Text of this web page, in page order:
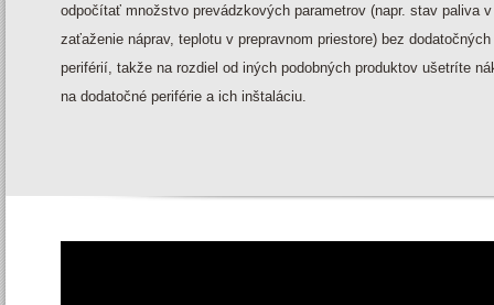
odpočítať množstvo prevádzkových parametrov (napr. stav paliva
zaťaženie náprav, teplotu v prepravnom priestore) bez dodatočných
periférií, takže na rozdiel od iných podobných produktov ušetríte
na dodatočné periférie a ich inštaláciu.